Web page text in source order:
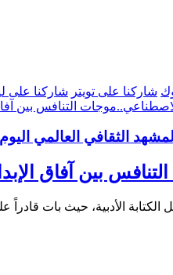
شاركنا على تويتر شاركنا على
بين آفاق